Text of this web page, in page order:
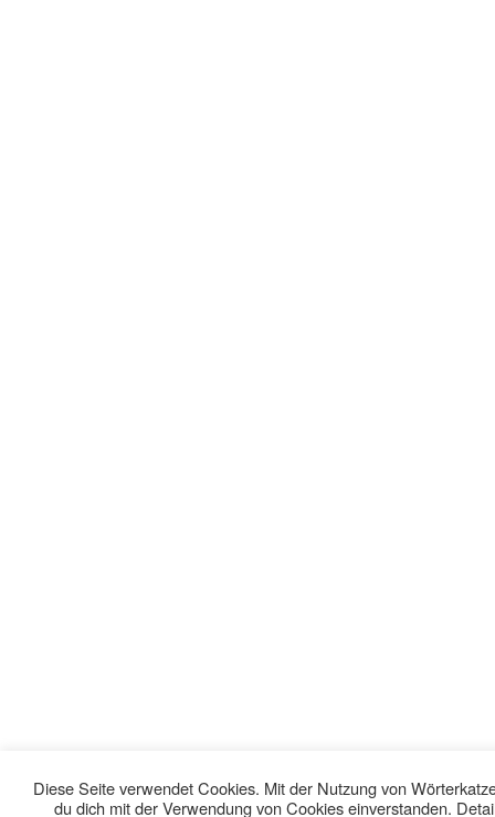
Diese Seite verwendet Cookies. Mit der Nutzung von
du dich mit der Verwendung von Cookies einverstanden.